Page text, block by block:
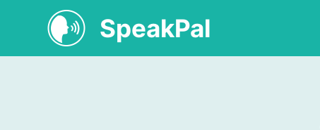
SpeakPal